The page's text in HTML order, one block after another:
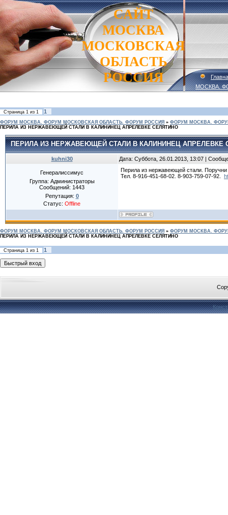
САЙТ
МОСКВА
МОСКОВСКАЯ
ОБЛАСТЬ
РОССИЯ
МОСКВА.
Страница 1 из 1 1
ФОРУМ МОСКВА. ФОРУМ МОСКОВСКАЯ ОБЛАСТЬ. ФОРУМ РОССИЯ » ФОРУМ МОСКВА.
ПЕРИЛА ИЗ НЕРЖАВЕЮЩЕЙ СТАЛИ В КАЛИНИНЕЦ АПРЕЛЕВКЕ СЕЛЯТИНО
ПЕРИЛА ИЗ НЕРЖАВЕЮЩЕЙ СТАЛИ В КАЛИНИНЕЦ АПРЕЛЕВКЕ
kuhni30 Дата: Суббота, 26.01.2013, 13:07 |
Генералиссимус
Группа: Администраторы
Сообщений: 1443
Репутация: 0
Статус: Offline
Перила из нержавеющей стали.
Тел. 8-916-451-68-02. 8-903-759-07-92.
ФОРУМ МОСКВА. ФОРУМ МОСКОВСКАЯ ОБЛАСТЬ. ФОРУМ РОССИЯ » ФОРУМ МОСКВА.
ПЕРИЛА ИЗ НЕРЖАВЕЮЩЕЙ СТАЛИ В КАЛИНИНЕЦ АПРЕЛЕВКЕ СЕЛЯТИНО
Страница 1 из 1 1